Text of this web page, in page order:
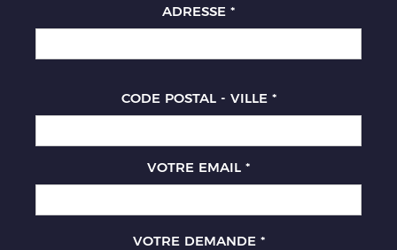
ADRESSE *
CODE POSTAL - VILLE *
VOTRE EMAIL *
VOTRE DEMANDE *